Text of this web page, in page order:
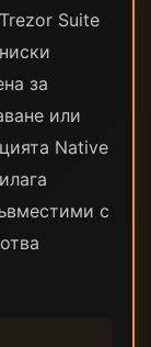
Suite
за
или
Native
с